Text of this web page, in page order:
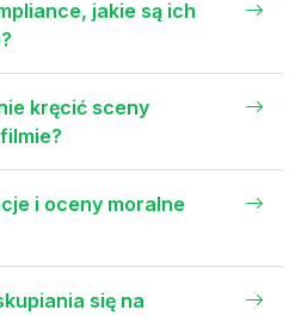
jakie są ich
kręcić sceny
i oceny moralne
się na